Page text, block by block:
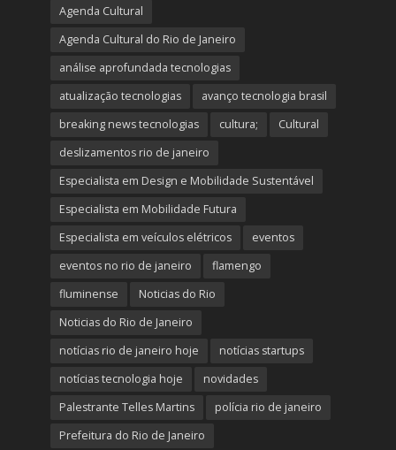
Agenda Cultural
Agenda Cultural do Rio de Janeiro
análise aprofundada tecnologias
atualização tecnologias
avanço tecnologia brasil
breaking news tecnologias
cultura;
Cultural
deslizamentos rio de janeiro
Especialista em Design e Mobilidade Sustentável
Especialista em Mobilidade Futura
Especialista em veículos elétricos
eventos
eventos no rio de janeiro
flamengo
fluminense
Noticias do Rio
Noticias do Rio de Janeiro
notícias rio de janeiro hoje
notícias startups
notícias tecnologia hoje
novidades
Palestrante Telles Martins
polícia rio de janeiro
Prefeitura do Rio de Janeiro